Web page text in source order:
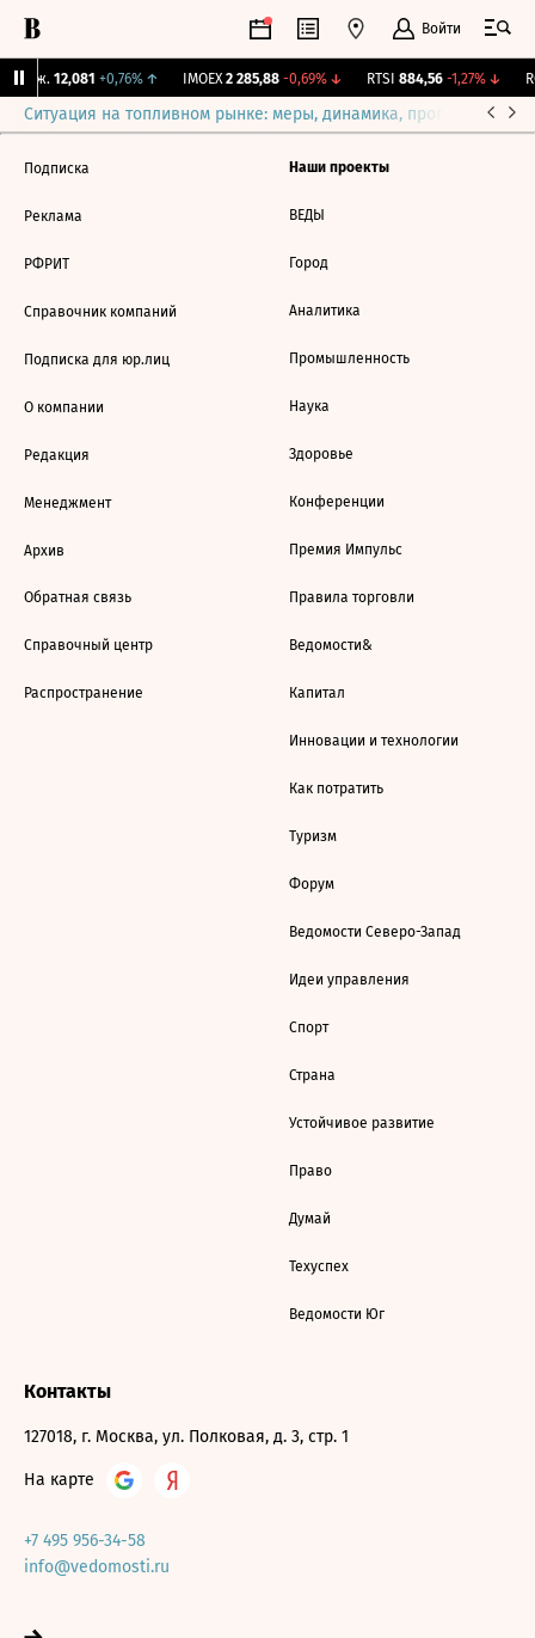
Войти
Бирж. 12,081 +0,76%↑ IMOEX 2 285,88 -0,69%↓ RTSI 884,56 -1,27%↓
Ситуация на топливном рынке: меры, динамика, прогнозы
Подписка
Реклама
РФРИТ
Справочник компаний
Подписка для юр.лиц
О компании
Редакция
Менеджмент
Архив
Обратная связь
Справочный центр
Распространение
Наши проекты
ВЕДЫ
Город
Аналитика
Промышленность
Наука
Здоровье
Конференции
Премия Импульс
Правила торговли
Ведомости&
Капитал
Инновации и технологии
Как потратить
Туризм
Форум
Ведомости Северо-Запад
Идеи управления
Спорт
Страна
Устойчивое развитие
Право
Думай
Техуспех
Ведомости Юг
Контакты
127018, г. Москва, ул. Полковая, д. 3, стр. 1
На карте
+7 495 956-34-58
info@vedomosti.ru